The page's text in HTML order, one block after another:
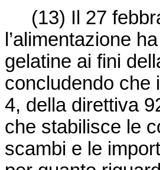
(13) Il 27
l’alimentazione
gelatine ai fini
concludendo che
4, della direttiva
che stabilisce le
scambi e le